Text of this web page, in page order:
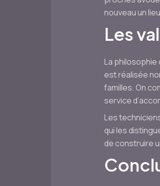
nouveau un
Les
La philosophie
est réalisée
familles. On
service
Les
qui les
de construire